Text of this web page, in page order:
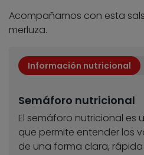
Acompañamos con esta
merluza.
Información nutricional
Semáforo nutricional
El semáforo nutricional es
que permite entender los
de una forma clara,